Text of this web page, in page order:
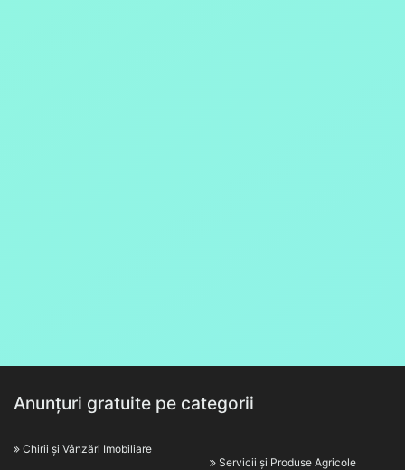
Anunțuri gratuite pe categorii
Chirii și Vânzări Imobiliare
Servicii și Produse Agricole